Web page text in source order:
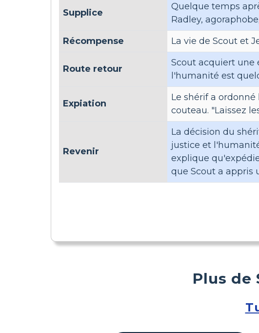
Supplice
Quelque temps
Radley,
Récompense
La vie de Scout et
Route retour
Scout acquiert une
l'humanité est
Expiation
Le shérif a
couteau. "Laissez
Revenir
La décision du
justice et
explique
que Scout a appris
Plus